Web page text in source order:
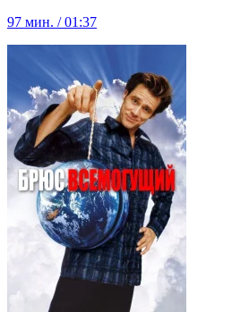
97 мин. / 01:37